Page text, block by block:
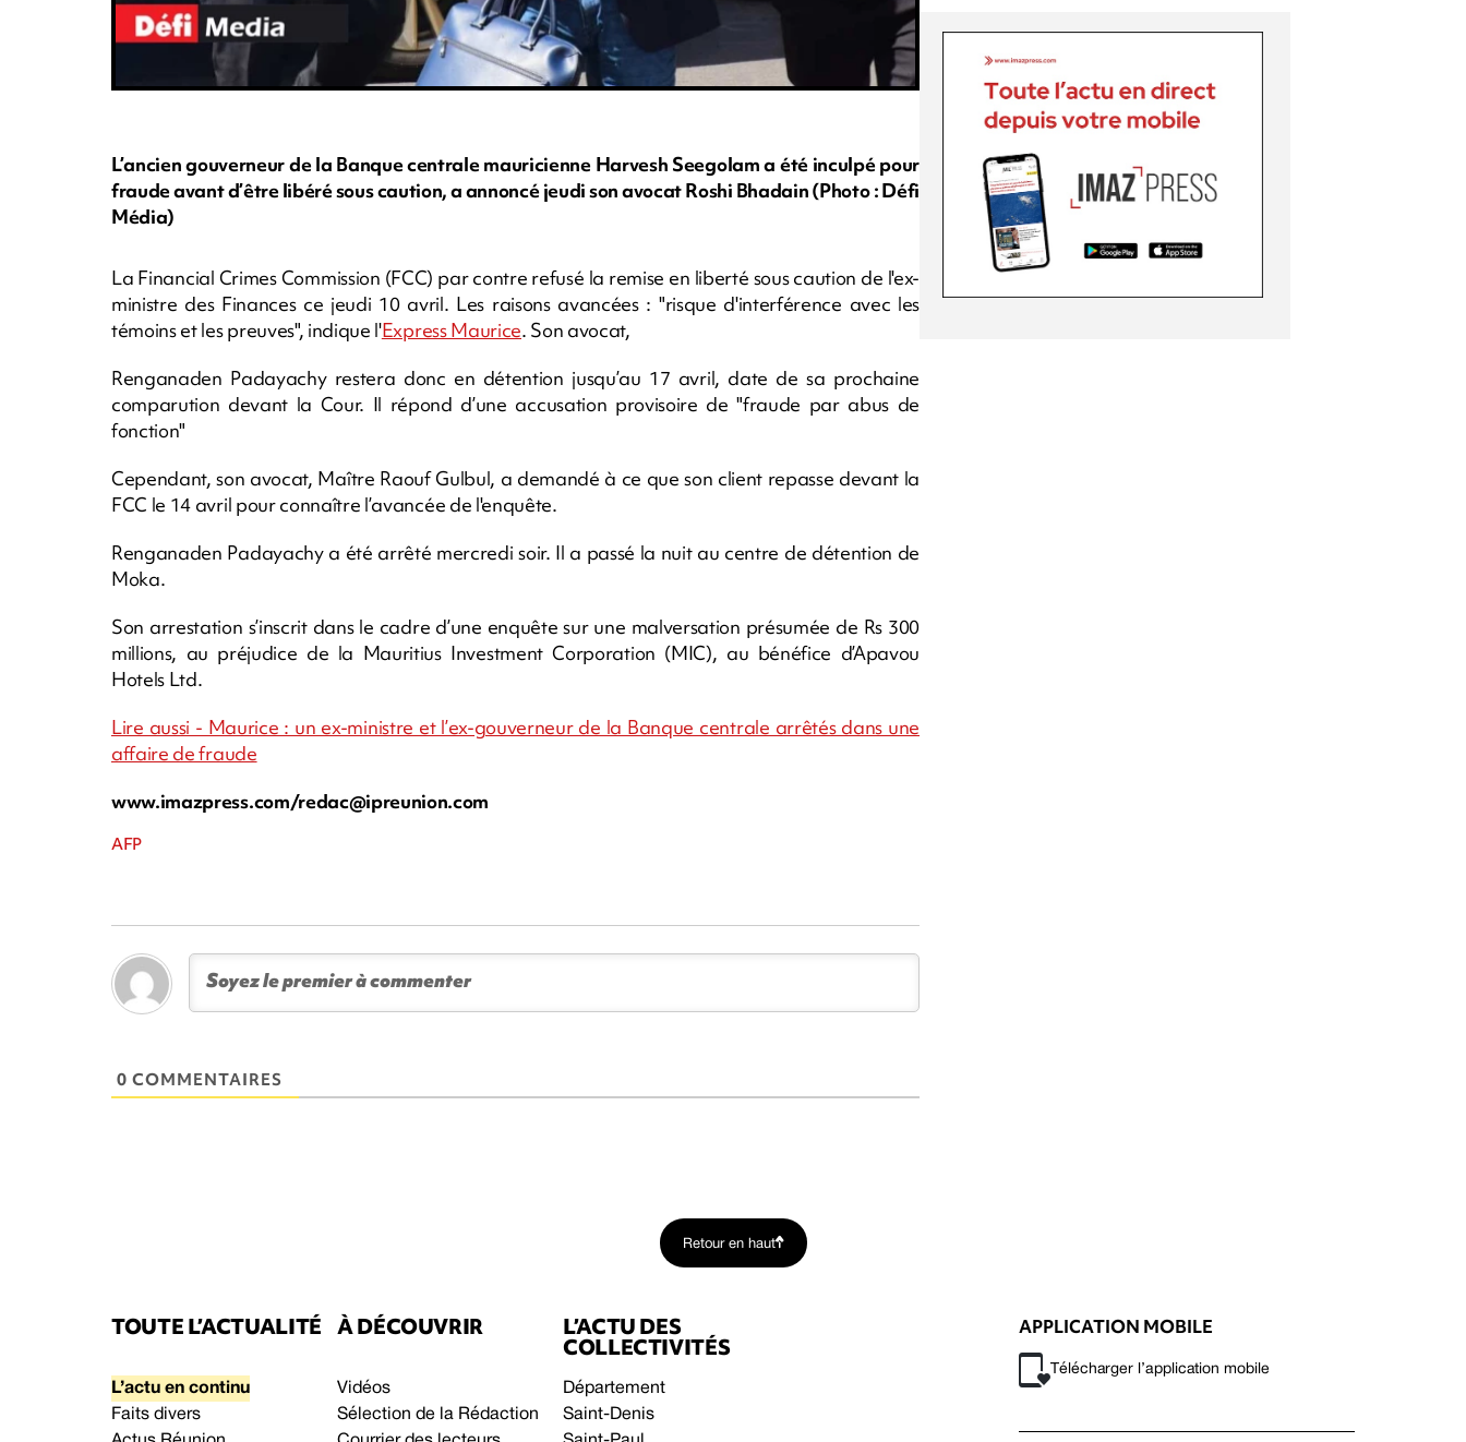
L’ancien gouverneur de la Banque centrale mauricienne Harvesh Seegolam a été inculpé pour
fraude avant d’être libéré sous caution, a annoncé jeudi son avocat Roshi Bhadain (Photo : Défi
Média)
La Financial Crimes Commission (FCC) par contre refusé la remise en liberté sous caution de l'ex-
ministre des Finances ce jeudi 10 avril. Les raisons avancées : "risque d'interférence avec les
témoins et les preuves", indique l'Express Maurice. Son avocat,
Renganaden Padayachy restera donc en détention jusqu’au 17 avril, date de sa prochaine
comparution devant la Cour. Il répond d’une accusation provisoire de "fraude par abus de
fonction"
Cependant, son avocat, Maître Raouf Gulbul, a demandé à ce que son client repasse devant la
FCC le 14 avril pour connaître l’avancée de l'enquête.
Renganaden Padayachy a été arrêté mercredi soir. Il a passé la nuit au centre de détention de
Moka.
Son arrestation s’inscrit dans le cadre d’une enquête sur une malversation présumée de Rs 300
millions, au préjudice de la Mauritius Investment Corporation (MIC), au bénéfice d’Apavou
Hotels Ltd.
Lire aussi - Maurice : un ex-ministre et l’ex-gouverneur de la Banque centrale arrêtés dans une
affaire de fraude
www.imazpress.com/redac@ipreunion.com
AFP
0 COMMENTAIRES
Retour en haut
TOUTE L’ACTUALITÉ
L’actu en continu
Faits divers
À DÉCOUVRIR
Vidéos
Sélection de la Rédaction
L’ACTU DES
COLLECTIVITÉS
Département
Saint-Denis
APPLICATION MOBILE
Télécharger l’application mobile